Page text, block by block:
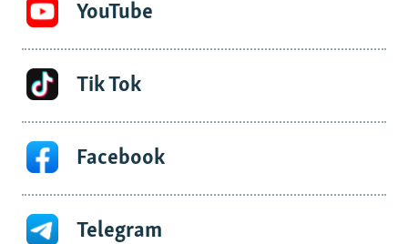
YouTube
Tik Tok
Facebook
Telegram